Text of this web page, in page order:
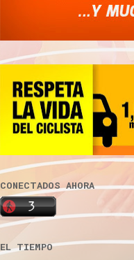
CONECTADOS AHORA
EL TIEMPO